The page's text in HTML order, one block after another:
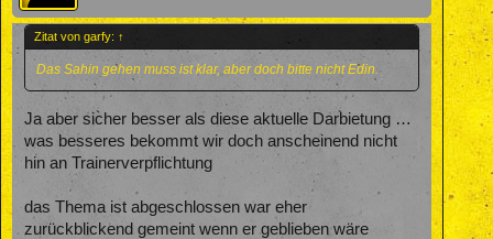
Zitat von garfy: ↑
Das Sahin gehen muss ist klar, aber doch bitte nicht Edin.
Ja aber sicher besser als diese aktuelle Darbietung …
was besseres bekommt wir doch anscheinend nicht
hin an Trainerverpflichtung
das Thema ist abgeschlossen war eher
zurückblickend gemeint wenn er geblieben wäre